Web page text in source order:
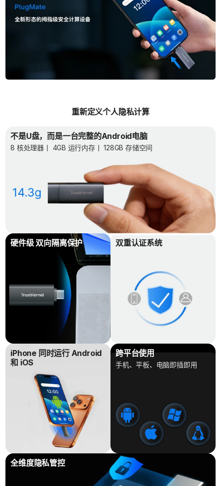
重新定义个人隐私计算
不是U盘，而是一台完整的Android电脑
8 核处理器丨 4GB 运行内存丨 128GB 存储空间
硬件级 双向隔离保护 双重认证系统
跨平台使用
手机、平板、电脑即插即用
iPhone 同时运行 Android
和 iOS
全维度隐私管控